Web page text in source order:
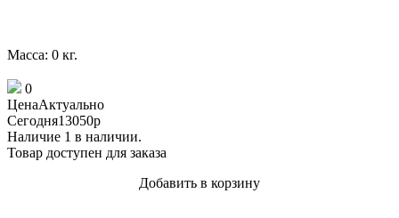
Масса: 0 кг.
0
ЦенаАктуально
Сегодня13050p
Наличие 1 в наличии.
Товар доступен для заказа
Добавить в корзину